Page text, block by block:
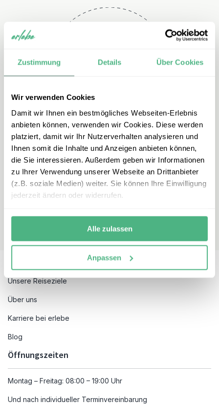
Zustimmung Details Über Cookies
Wir verwenden Cookies
Damit wir Ihnen ein bestmögliches Webseiten-Erlebnis
anbieten können, verwenden wir Cookies. Diese werden
platziert, damit wir Ihr Nutzerverhalten analysieren und
Ihnen somit die Inhalte und Anzeigen anbieten können,
die Sie interessieren. Außerdem geben wir Informationen
zu Ihrer Verwendung unserer Webseite an Drittanbieter
(z.B. soziale Medien) weiter. Sie können Ihre Einwilligung
jederzeit ändern oder widerrufen.
Alle zulassen
Anpassen
Telefon
E-mail
madeira@erlebe.de
Unsere Reiseziele
Über uns
Karriere bei erlebe
Blog
Öffnungszeiten
Montag – Freitag: 08:00 – 19:00 Uhr
Und nach individueller Terminvereinbarung